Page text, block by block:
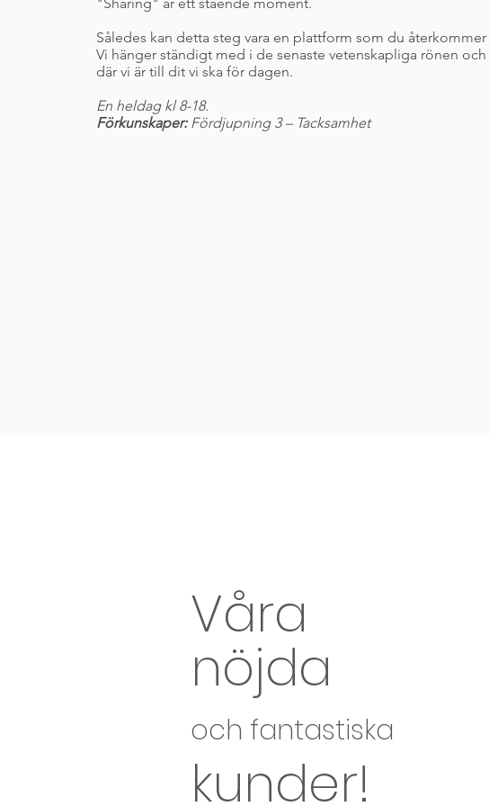
Således kan detta steg vara en plattform som du återkommer
Vi hänger ständigt med i de senaste vetenskapliga rönen och
där vi är till dit vi ska för dagen.
En heldag kl 8-18.
Förkunskaper: Fördjupning 3 – Tacksamhet
Våra
nöjda
och fantastiska
kunder!